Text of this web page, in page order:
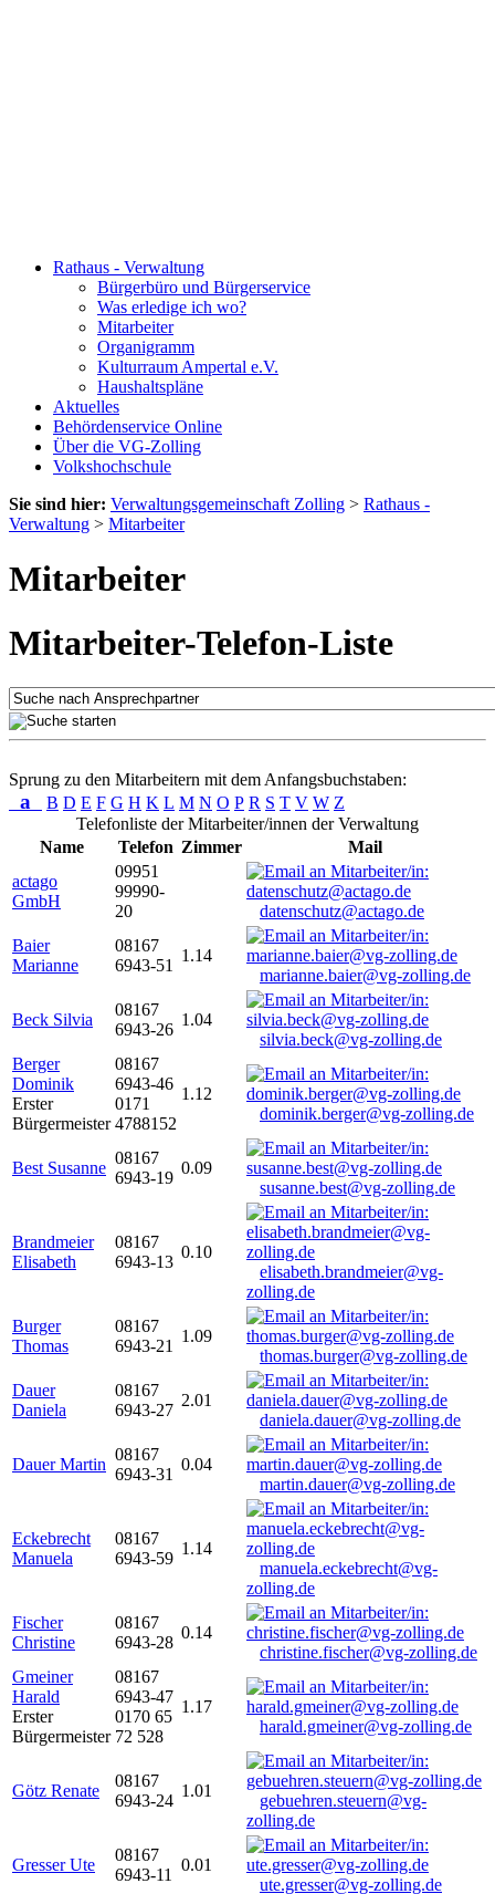
Rathaus - Verwaltung
Bürgerbüro und Bürgerservice
Was erledige ich wo?
Mitarbeiter
Organigramm
Kulturraum Ampertal e.V.
Haushaltspläne
Aktuelles
Behördenservice Online
Über die VG-Zolling
Volkshochschule
Sie sind hier: Verwaltungsgemeinschaft Zolling > Rathaus -
Verwaltung > Mitarbeiter
Mitarbeiter
Mitarbeiter-Telefon-Liste
Sprung zu den Mitarbeitern mit dem Anfangsbuchstaben:
a B D E F G H K L M N O P R S T V W Z
Telefonliste der Mitarbeiter/innen der Verwaltung
Name
Telefon Zimmer
Mail
actago
GmbH
09951
99990-
20
datenschutz@actago.de
Baier
Marianne
08167
6943-51
1.14
marianne.baier@vg-zolling.de
Beck Silvia
08167
6943-26
1.04
silvia.beck@vg-zolling.de
Berger
Dominik
Erster
Bürgermeister
08167
6943-46
0171
4788152
1.12
dominik.berger@vg-zolling.de
Best Susanne
08167
6943-19
0.09
susanne.best@vg-zolling.de
Brandmeier
Elisabeth
08167
6943-13
0.10
elisabeth.brandmeier@vg-
zolling.de
Burger
Thomas
08167
6943-21
1.09
thomas.burger@vg-zolling.de
Dauer
Daniela
08167
6943-27
2.01
daniela.dauer@vg-zolling.de
Dauer Martin
08167
6943-31
0.04
martin.dauer@vg-zolling.de
Eckebrecht
Manuela
08167
6943-59
1.14
manuela.eckebrecht@vg-
zolling.de
Fischer
Christine
08167
6943-28
0.14
christine.fischer@vg-zolling.de
Gmeiner
Harald
Erster
Bürgermeister
08167
6943-47
0170 65
72 528
1.17
harald.gmeiner@vg-zolling.de
Götz Renate
08167
6943-24
1.01
gebuehren.steuern@vg-
zolling.de
Gresser Ute
08167
6943-11
0.01
ute.gresser@vg-zolling.de